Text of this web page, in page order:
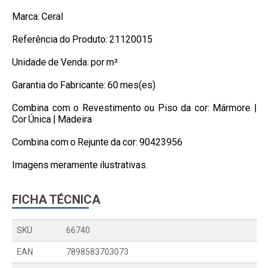
Marca: Ceral
Referência do Produto: 21120015
Unidade de Venda: por m²
Garantia do Fabricante: 60 mes(es)
Combina com o Revestimento ou Piso da cor: Mármore |
Cor Única | Madeira
Combina com o Rejunte da cor: 90423956
Imagens meramente ilustrativas.
FICHA TÉCNICA
SKU 66740
EAN 7898583703073